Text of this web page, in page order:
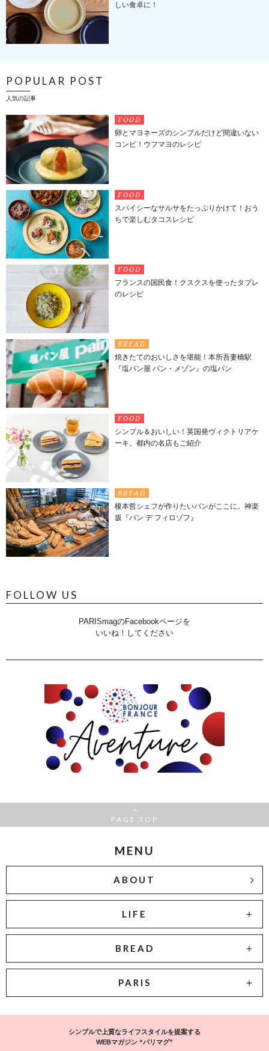
しい食卓に！
POPULAR POST
人気の記事
FOOD
卵とマヨネーズのシンプルだけど間違いない
コンビ！ウフマヨのレシピ
FOOD
スパイシーなサルサをたっぷりかけて！おう
ちで楽しむタコスレシピ
FOOD
フランスの国民食！クスクスを使ったタブレ
のレシピ
BREAD
焼きたてのおいしさを堪能！本所吾妻橋駅
『塩パン屋 パン・メゾン』の塩パン
FOOD
シンプル＆おいしい！英国発ヴィクトリアケ
ーキ。都内の名店もご紹介
BREAD
榎本哲シェフが作りたいパンがここに。神楽
坂『パン デ フィロゾフ』
FOLLOW US
PARISmagのFacebookページを
いいね！してください
PAGE TOP
MENU
ABOUT
LIFE
BREAD
PARIS
シンプルで上質なライフスタイルを提案する
WEBマガジン “パリマグ”